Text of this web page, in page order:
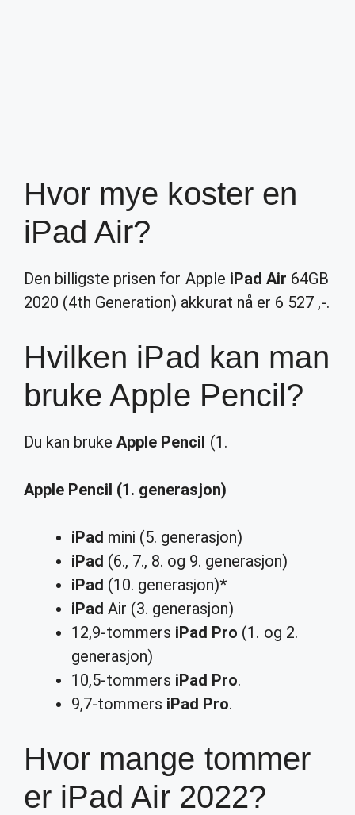
Hvor mye koster en
iPad Air?
Den billigste prisen for Apple iPad Air 64GB
2020 (4th Generation) akkurat nå er 6 527 ,-.
Hvilken iPad kan man
bruke Apple Pencil?
Du kan brukeApple Pencil (1.
Apple Pencil (1. generasjon)
iPad mini (5. generasjon)
iPad (6., 7., 8. og 9. generasjon)
iPad (10. generasjon)*
iPad Air (3. generasjon)
12,9-tommers iPad Pro (1. og 2.
generasjon)
10,5-tommers iPad Pro.
9,7-tommers iPad Pro.
Hvor mange tommer
er iPad Air 2022?